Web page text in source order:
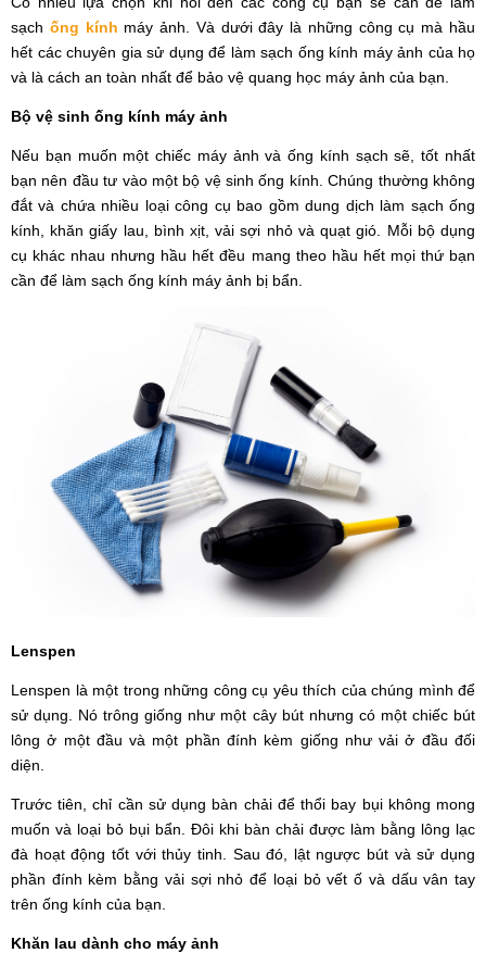
sạch ống kính máy ảnh. Và dưới đây là những công cụ mà hầu
hết các chuyên gia sử dụng để làm sạch ống kính máy ảnh của họ
và là cách an toàn nhất để bảo vệ quang học máy ảnh của bạn.
Bộ vệ sinh ống kính máy ảnh
Nếu bạn muốn một chiếc máy ảnh và ống kính sạch sẽ, tốt nhất
bạn nên đầu tư vào một bộ vệ sinh ống kính. Chúng thường không
đắt và chứa nhiều loại công cụ bao gồm dung dịch làm sạch ống
kính, khăn giấy lau, bình xịt, vải sợi nhỏ và quạt gió. Mỗi bộ dụng
cụ khác nhau nhưng hầu hết đều mang theo hầu hết mọi thứ bạn
cần để làm sạch ống kính máy ảnh bị bẩn.
Lenspen
Lenspen là một trong những công cụ yêu thích của chúng mình để
sử dụng. Nó trông giống như một cây bút nhưng có một chiếc bút
lông ở một đầu và một phần đính kèm giống như vải ở đầu đối
diện.
Trước tiên, chỉ cần sử dụng bàn chải để thổi bay bụi không mong
muốn và loại bỏ bụi bẩn. Đôi khi bàn chải được làm bằng lông lạc
đà hoạt động tốt với thủy tinh. Sau đó, lật ngược bút và sử dụng
phần đính kèm bằng vải sợi nhỏ để loại bỏ vết ố và dấu vân tay
trên ống kính của bạn.
Khăn lau dành cho máy ảnh